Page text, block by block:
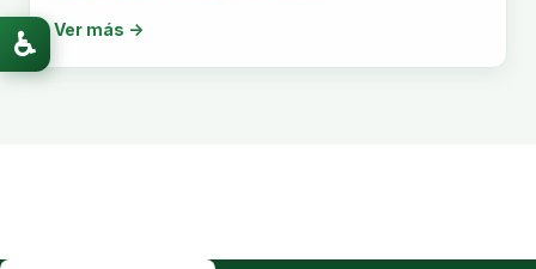
Ver más →
♿